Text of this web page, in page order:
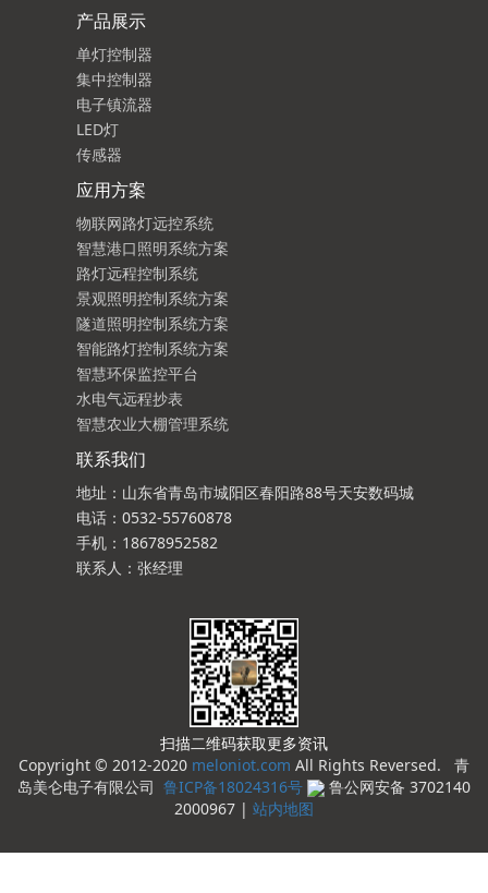
产品展示
单灯控制器
集中控制器
电子镇流器
LED灯
传感器
应用方案
物联网路灯远控系统
智慧港口照明系统方案
路灯远程控制系统
景观照明控制系统方案
隧道照明控制系统方案
智能路灯控制系统方案
智慧环保监控平台
水电气远程抄表
智慧农业大棚管理系统
联系我们
地址：山东省青岛市城阳区春阳路88号天安数码城
电话：0532-55760878
手机：18678952582
联系人：张经理
扫描二维码获取更多资讯
Copyright © 2012-2020 meloniot.com All Rights Reversed. 青
岛美仑电子有限公司 鲁ICP备18024316号
鲁公网安备 3702140
2000967 | 站内地图